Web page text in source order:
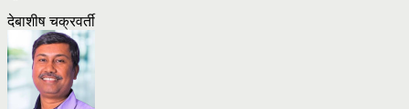
देबाशीष चक्रवर्ती